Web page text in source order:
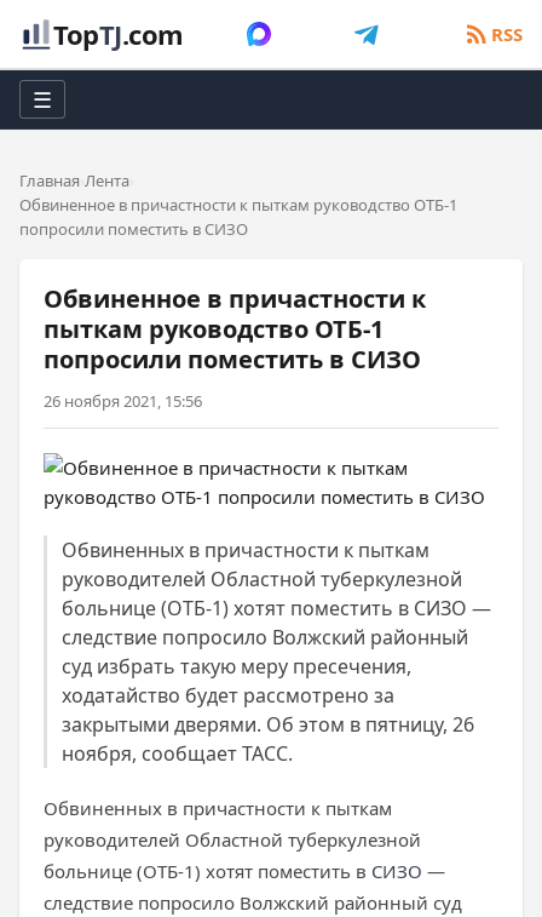
TopTJ.com RSS
☰
Главная Лента
Обвиненное в причастности к пыткам руководство ОТБ-1
попросили поместить в СИЗО
Обвиненное в причастности к
пыткам руководство ОТБ-1
попросили поместить в СИЗО
26 ноября 2021, 15:56
Обвиненных в причастности к пыткам
руководителей Областной туберкулезной
больнице (ОТБ-1) хотят поместить в СИЗО —
следствие попросило Волжский районный
суд избрать такую меру пресечения,
ходатайство будет рассмотрено за
закрытыми дверями. Об этом в пятницу, 26
ноября, сообщает ТАСС.
Обвиненных в причастности к пыткам
руководителей Областной туберкулезной
больнице (ОТБ-1) хотят поместить в СИЗО —
следствие попросило Волжский районный суд